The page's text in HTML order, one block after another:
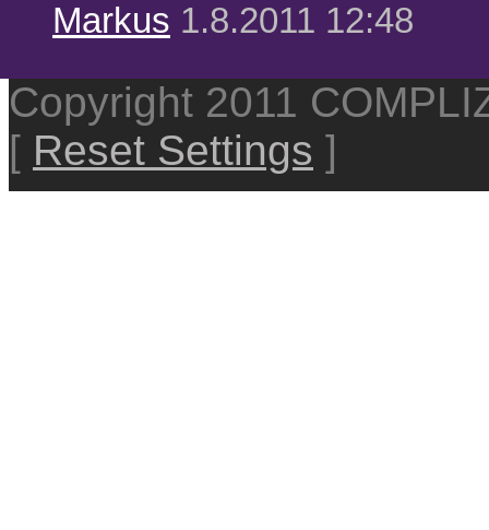
Markus 1.8.2011 12:48
Copyright 2011
[ Reset Settings ]